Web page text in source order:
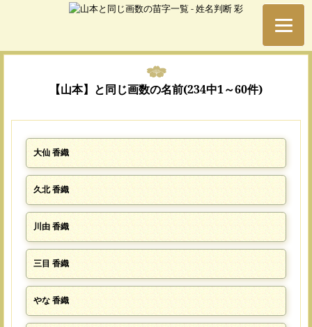
【山本】と同じ画数の名前(234中1～60件)
大仙 香織
久北 香織
川由 香織
三目 香織
やな 香織